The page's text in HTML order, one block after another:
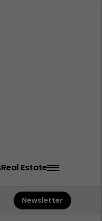
Real Estate
Newsletter